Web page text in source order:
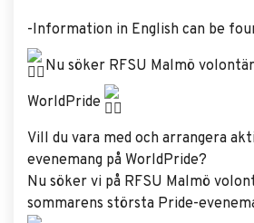
-Information in English can be
Nu söker RFSU Malmö
WorldPride
Vill du vara med och arrangera
evenemang på WorldPride?
Nu söker vi på RFSU Malmö
sommarens största Pride-